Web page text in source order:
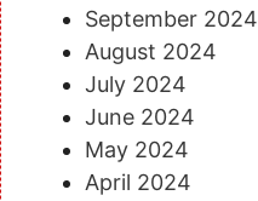
September 2024
August 2024
July 2024
June 2024
May 2024
April 2024